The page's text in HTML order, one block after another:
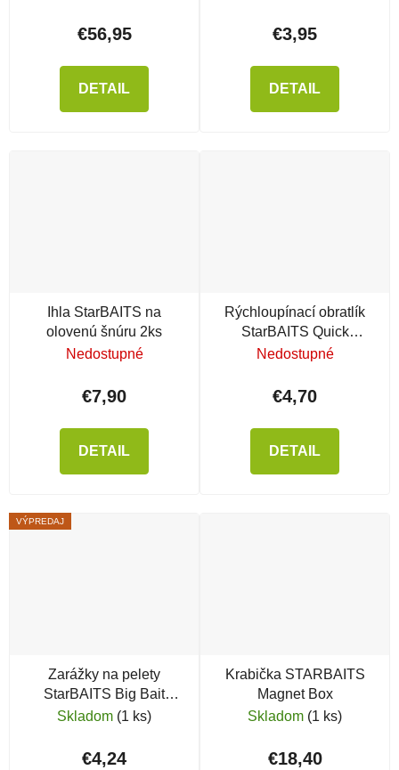
€56,95
DETAIL
€3,95
DETAIL
Ihla StarBAITS na
olovenú šnúru 2ks
Nedostupné
€7,90
DETAIL
Rýchloupínací obratlík
StarBAITS Quick
Change
Nedostupné
€4,70
DETAIL
VÝPREDAJ
Zarážky na pelety
StarBAITS Big Bait
Stopper
Skladom (1 ks)
€4,24
Krabička STARBAITS
Magnet Box
Skladom (1 ks)
€18,40